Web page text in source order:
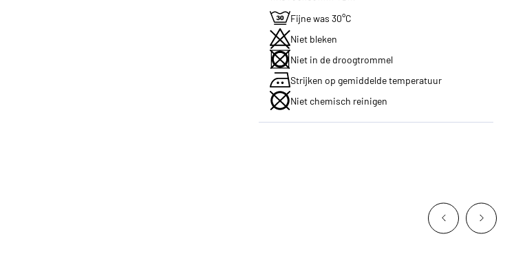
Fijne was 30°C
Niet bleken
Niet in de droogtrommel
Strijken op gemiddelde temperatuur
Niet chemisch reinigen